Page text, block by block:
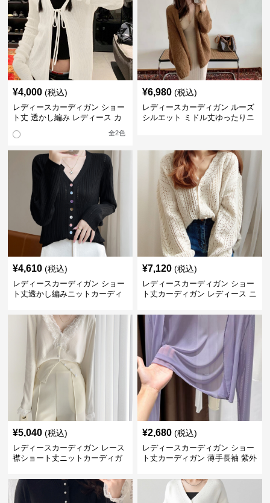
¥4,000 (税込)
レディースカーディガン ショー
ト丈 透かし編み レディース カ
全2色
¥6,980 (税込)
レディースカーディガン ルーズ
シルエット ミドル丈ゆったりニ
¥4,610 (税込)
レディースカーディガン ショー
ト丈透かし編みニットカーディ
¥7,120 (税込)
レディースカーディガン ショー
ト丈カーディガン レディース ニ
¥5,040 (税込)
レディースカーディガン レース
襟ショート丈ニットカーディガ
¥2,680 (税込)
レディースカーディガン ショー
ト丈カーディガン 薄手長袖 紫外